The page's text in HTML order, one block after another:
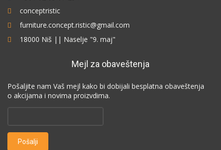
conceptristic
furniture.concept.ristic@gmail.com
18000 Niš || Naselje "9. maj"
Mejl za obaveštenja
Pošaljite nam Vaš mejl kako bi dobijali besplatna obaveštenja
o akcijama i novima proizvdima.